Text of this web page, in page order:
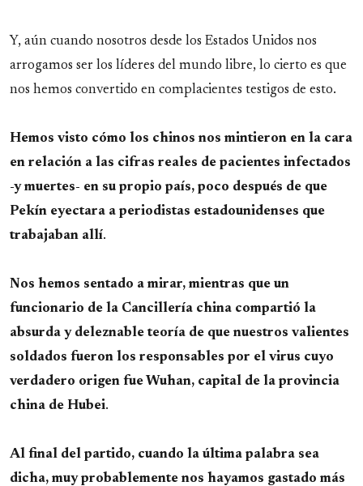
Y, aún cuando nosotros desde los Estados Unidos nos
arrogamos ser los líderes del mundo libre, lo cierto es que
nos hemos convertido en complacientes testigos de esto.
Hemos visto cómo los chinos nos mintieron en la cara
en relación a las cifras reales de pacientes infectados
-y muertes- en su propio país, poco después de que
Pekín eyectara a periodistas estadounidenses que
trabajaban allí.
Nos hemos sentado a mirar, mientras que un
funcionario de la Cancillería china compartió la
absurda y deleznable teoría de que nuestros valientes
soldados fueron los responsables por el virus cuyo
verdadero origen fue Wuhan, capital de la provincia
china de Hubei.
Al final del partido, cuando la última palabra sea
dicha, muy probablemente nos hayamos gastado más